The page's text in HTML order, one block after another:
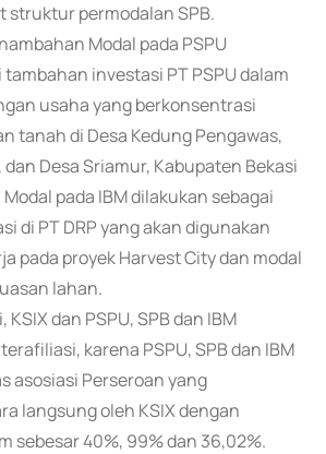
struktur permodalan SPB.
Modal pada PSPU
investasi PT PSPU dalam
usaha yang berkonsentrasi
tanah di Desa Kedung Pengawas,
dan Desa Sriamur, Kabupaten Bekasi
pada IBM dilakukan sebagai
di PT DRP yang akan digunakan
pada proyek Harvest City dan modal
lahan.
dan PSPU, SPB dan IBM
karena PSPU, SPB dan IBM
asosiasi Perseroan yang
langsung oleh KSIX dengan
sebesar 40%, 99% dan 36,02%.